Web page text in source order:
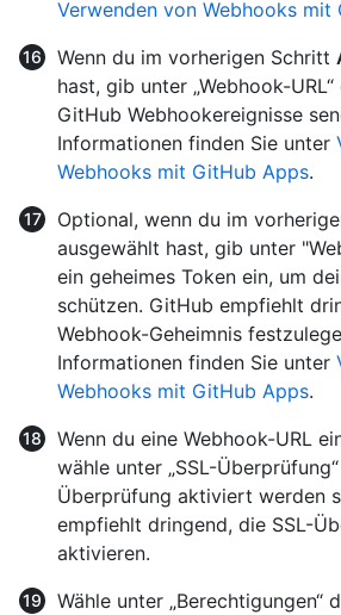
Verwenden von Webhooks mit
Wenn du im vorherigen Schritt
hast, gib unter „Webhook-
GitHub Webhookereignisse
Informationen finden Sie unter
Webhooks mit GitHub Apps.
Optional, wenn du im
ausgewählt hast, gib unter
ein geheimes Token ein, um
schützen. GitHub empfiehlt
Webhook-Geheimnis
Informationen finden Sie unter
Webhooks mit GitHub Apps.
Wenn du eine Webhook-URL
wähle unter „SSL-
Überprüfung aktiviert werden
empfiehlt dringend, die SSL-
aktivieren.
Wähle unter „Berechtigungen“